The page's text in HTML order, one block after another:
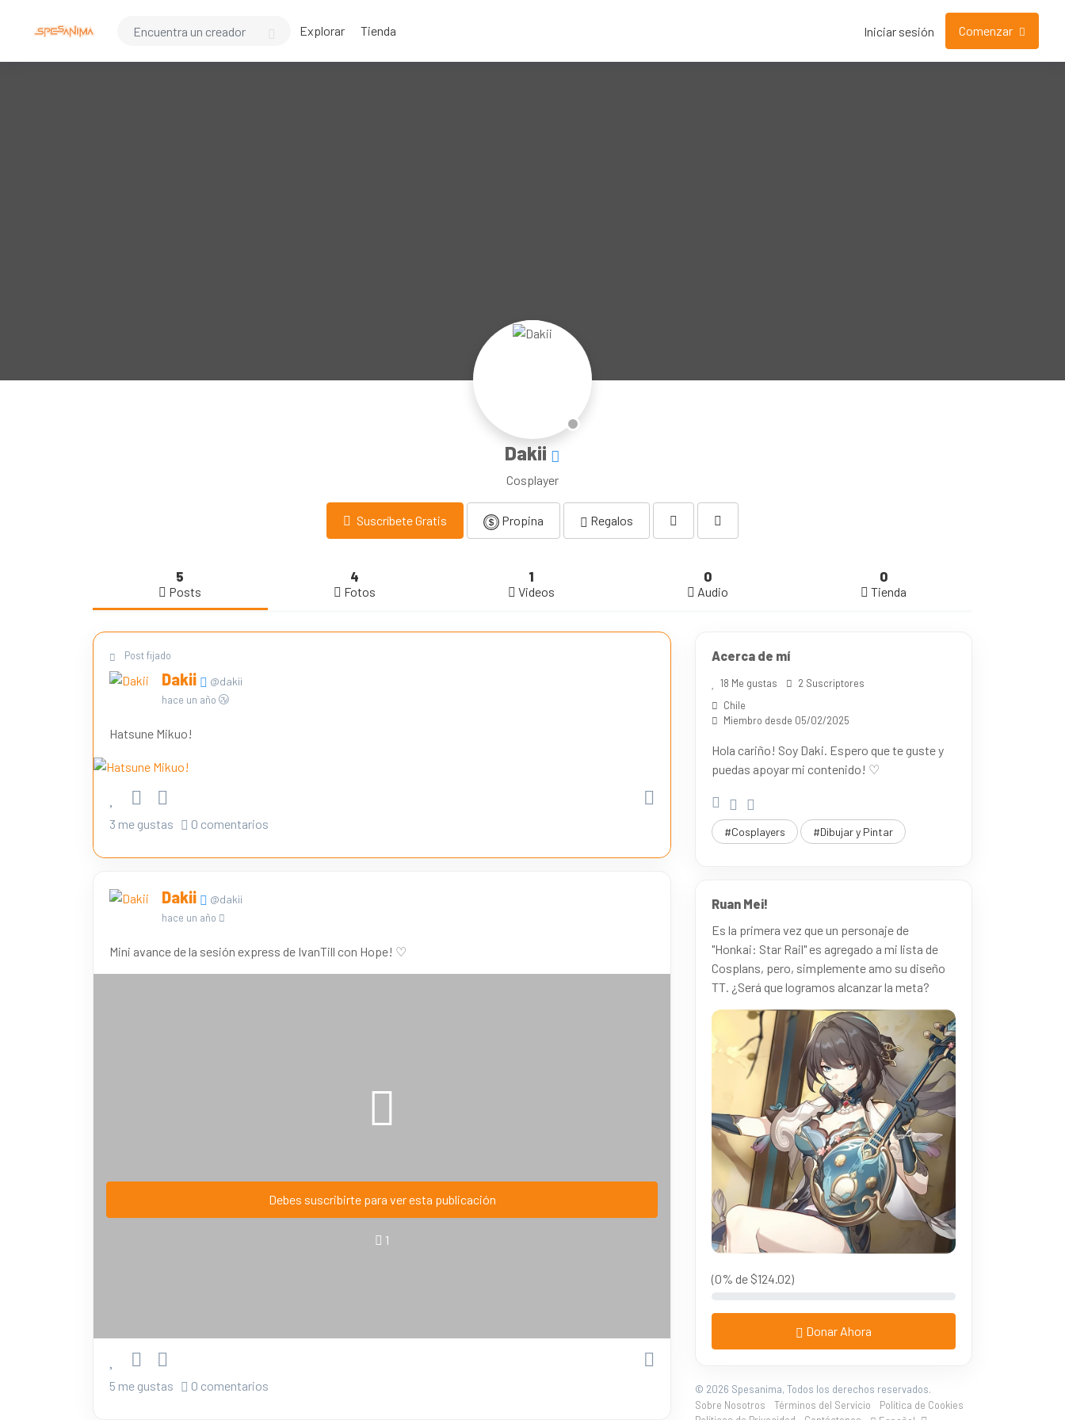
Explorar Tienda Iniciar sesión Comenzar
Dakii
Cosplayer
Suscríbete Gratis Propina Regalos
5
Posts
4
Fotos
1
Videos
0
Audio
0
Tienda
Post fijado
Dakii @dakii
hace un año
Hatsune Mikuo!
3 me gustas 0 comentarios
Dakii @dakii
hace un año
Mini avance de la sesión express de IvanTill con Hope! ♡
Debes suscribirte para ver esta publicación
1
5 me gustas 0 comentarios
Acerca de mí
18 Me gustas
2 Suscriptores
Chile
Miembro desde 05/02/2025
Hola cariño! Soy Daki. Espero que te guste y
puedas apoyar mi contenido! ♡
#Cosplayers #Dibujar y Pintar
Ruan Mei!
Es la primera vez que un personaje de
"Honkai: Star Rail" es agregado a mi lista de
Cosplans, pero, simplemente amo su diseño
TT. ¿Será que logramos alcanzar la meta?
(0% de $124.02)
Donar Ahora
© 2026 Spesanima, Todos los derechos reservados.
Sobre Nosotros
Términos del Servicio
Política de Cookies